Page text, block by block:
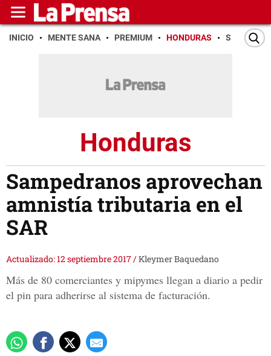
INICIO MENTE SANA PREMIUM HONDURAS SAN PEDRO
Honduras
Sampedranos aprovechan
amnistía tributaria en el
SAR
Actualizado: 12 septiembre 2017/Kleymer Baquedano
Más de 80 comerciantes y mipymes llegan a diario a pedir
el pin para adherirse al sistema de facturación.